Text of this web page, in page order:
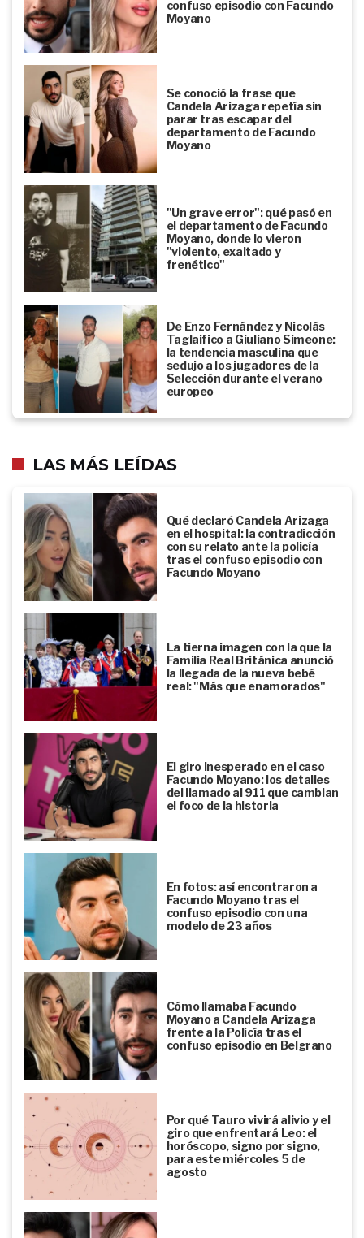
confuso episodio con Facundo
Moyano
Se conoció la frase que
Candela Arizaga repetía sin
parar tras escapar del
departamento de Facundo
Moyano
"Un grave error": qué pasó en
el departamento de Facundo
Moyano, donde lo vieron
"violento, exaltado y
frenético"
De Enzo Fernández y Nicolás
Taglaifico a Giuliano Simeone:
la tendencia masculina que
sedujo a los jugadores de la
Selección durante el verano
europeo
LAS MÁS LEÍDAS
Qué declaró Candela Arizaga
en el hospital: la contradicción
con su relato ante la policía
tras el confuso episodio con
Facundo Moyano
La tierna imagen con la que la
Familia Real Británica anunció
la llegada de la nueva bebé
real: "Más que enamorados"
El giro inesperado en el caso
Facundo Moyano: los detalles
del llamado al 911 que cambian
el foco de la historia
En fotos: así encontraron a
Facundo Moyano tras el
confuso episodio con una
modelo de 23 años
Cómo llamaba Facundo
Moyano a Candela Arizaga
frente a la Policía tras el
confuso episodio en Belgrano
Por qué Tauro vivirá alivio y el
giro que enfrentará Leo: el
horóscopo, signo por signo,
para este miércoles 5 de
agosto